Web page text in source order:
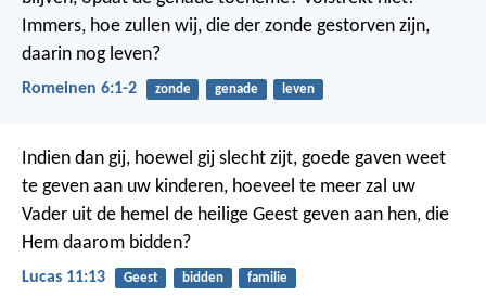
Immers, hoe zullen wij, die der zonde gestorven zijn,
daarin nog leven?
Romeinen 6:1-2 zonde genade leven
Indien dan gij, hoewel gij slecht zijt, goede gaven weet
te geven aan uw kinderen, hoeveel te meer zal uw
Vader uit de hemel de heilige Geest geven aan hen, die
Hem daarom bidden?
Lucas 11:13 Geest bidden familie